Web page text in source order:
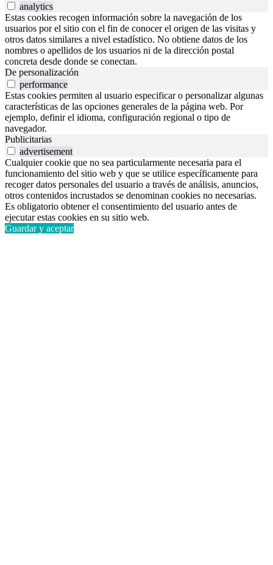
analytics
Estas cookies recogen información sobre la navegación de los
usuarios por el sitio con el fin de conocer el origen de las visitas y
otros datos similares a nivel estadístico. No obtiene datos de los
nombres o apellidos de los usuarios ni de la dirección postal
concreta desde donde se conectan.
De personalización
performance
Estas cookies permiten al usuario especificar o personalizar algunas
características de las opciones generales de la página web. Por
ejemplo, definir el idioma, configuración regional o tipo de
navegador.
Publicitarias
advertisement
Cualquier cookie que no sea particularmente necesaria para el
funcionamiento del sitio web y que se utilice específicamente para
recoger datos personales del usuario a través de análisis, anuncios,
otros contenidos incrustados se denominan cookies no necesarias.
Es obligatorio obtener el consentimiento del usuario antes de
ejecutar estas cookies en su sitio web.
Guardar y aceptar